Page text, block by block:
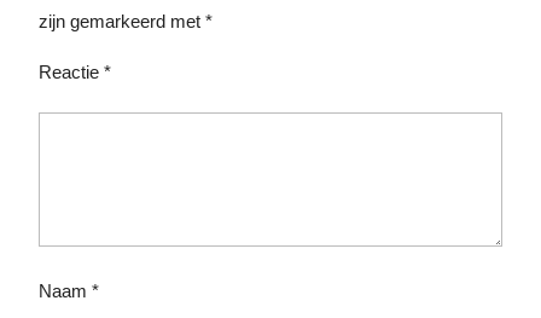
zijn gemarkeerd met *
Reactie *
Naam *